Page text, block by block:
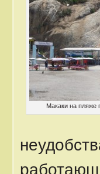
Макаки на пляже